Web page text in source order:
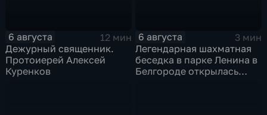
6 августа
12 мин
Дежурный священник.
Протоиерей Алексей
Куренков
6 августа
3 мин
Легендарная шахматная
беседка в парке Ленина в
Белгороде открылась